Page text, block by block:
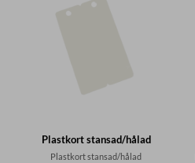
Plastkort stansad/hålad
Plastkort stansad/hålad